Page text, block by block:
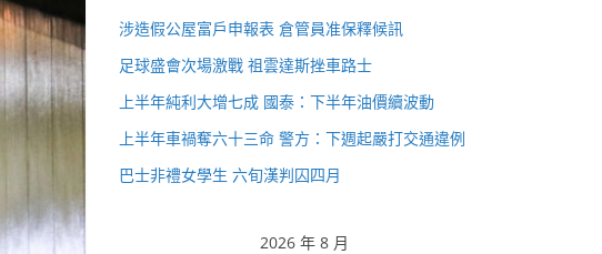
涉造假公屋富戶申報表 倉管員准保釋候訊
足球盛會次場激戰 祖雲達斯挫車路士
上半年純利大增七成 國泰：下半年油價續波動
上半年車禍奪六十三命 警方：下週起嚴打交通違例
巴士非禮女學生 六旬漢判囚四月
2026 年 8 月